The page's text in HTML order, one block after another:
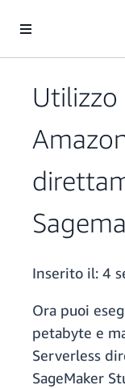
Utilizzo
Inserito il: 4
Ora puoi
petabyte e
Serverless
SageMaker